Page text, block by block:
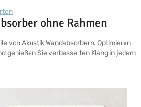
von 0 von 5 Sternen
ohne Rahmen
von Akustik Wandabsorbern. Optimieren
genießen Sie verbesserten Klang in jedem